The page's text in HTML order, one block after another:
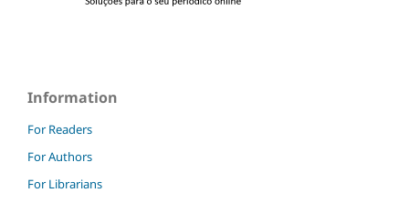
Information
For Readers
For Authors
For Librarians